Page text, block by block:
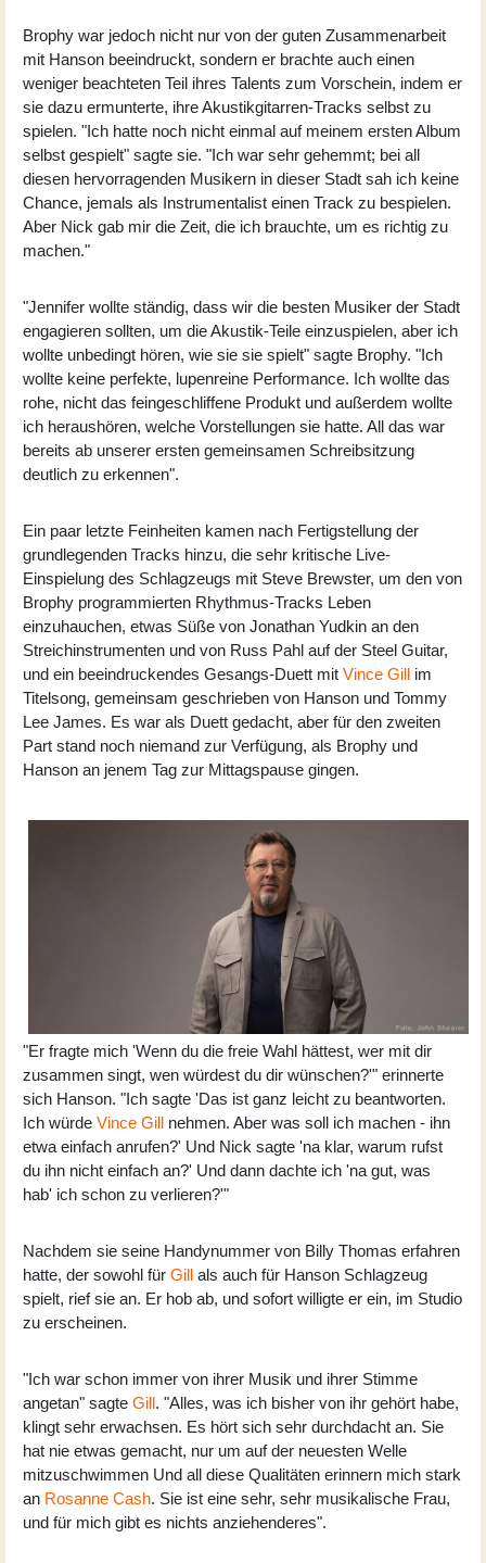
Brophy war jedoch nicht nur von der guten Zusammenarbeit
mit Hanson beeindruckt, sondern er brachte auch einen
weniger beachteten Teil ihres Talents zum Vorschein, indem er
sie dazu ermunterte, ihre Akustikgitarren-Tracks selbst zu
spielen. "Ich hatte noch nicht einmal auf meinem ersten Album
selbst gespielt" sagte sie. "Ich war sehr gehemmt; bei all
diesen hervorragenden Musikern in dieser Stadt sah ich keine
Chance, jemals als Instrumentalist einen Track zu bespielen.
Aber Nick gab mir die Zeit, die ich brauchte, um es richtig zu
machen."
"Jennifer wollte ständig, dass wir die besten Musiker der Stadt
engagieren sollten, um die Akustik-Teile einzuspielen, aber ich
wollte unbedingt hören, wie sie sie spielt" sagte Brophy. "Ich
wollte keine perfekte, lupenreine Performance. Ich wollte das
rohe, nicht das feingeschliffene Produkt und außerdem wollte
ich heraushören, welche Vorstellungen sie hatte. All das war
bereits ab unserer ersten gemeinsamen Schreibsitzung
deutlich zu erkennen".
Ein paar letzte Feinheiten kamen nach Fertigstellung der
grundlegenden Tracks hinzu, die sehr kritische Live-
Einspielung des Schlagzeugs mit Steve Brewster, um den von
Brophy programmierten Rhythmus-Tracks Leben
einzuhauchen, etwas Süße von Jonathan Yudkin an den
Streichinstrumenten und von Russ Pahl auf der Steel Guitar,
und ein beeindruckendes Gesangs-Duett mit Vince Gill im
Titelsong, gemeinsam geschrieben von Hanson und Tommy
Lee James. Es war als Duett gedacht, aber für den zweiten
Part stand noch niemand zur Verfügung, als Brophy und
Hanson an jenem Tag zur Mittagspause gingen.
"Er fragte mich 'Wenn du die freie Wahl hättest, wer mit dir
zusammen singt, wen würdest du dir wünschen?'" erinnerte
sich Hanson. "Ich sagte 'Das ist ganz leicht zu beantworten.
Ich würde Vince Gill nehmen. Aber was soll ich machen - ihn
etwa einfach anrufen?' Und Nick sagte 'na klar, warum rufst
du ihn nicht einfach an?' Und dann dachte ich 'na gut, was
hab' ich schon zu verlieren?'"
Nachdem sie seine Handynummer von Billy Thomas erfahren
hatte, der sowohl für Gill als auch für Hanson Schlagzeug
spielt, rief sie an. Er hob ab, und sofort willigte er ein, im Studio
zu erscheinen.
"Ich war schon immer von ihrer Musik und ihrer Stimme
angetan" sagte Gill. "Alles, was ich bisher von ihr gehört habe,
klingt sehr erwachsen. Es hört sich sehr durchdacht an. Sie
hat nie etwas gemacht, nur um auf der neuesten Welle
mitzuschwimmen Und all diese Qualitäten erinnern mich stark
an Rosanne Cash. Sie ist eine sehr, sehr musikalische Frau,
und für mich gibt es nichts anziehenderes".